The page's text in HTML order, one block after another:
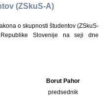
(ZSkuS-A)
o skupnosti študentov (ZSkuS-
Slovenije na seji dne
Borut Pahor
predsednik